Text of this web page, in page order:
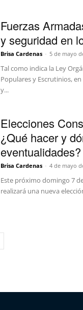
Fuerzas
y seguridad en
Brisa Cardenas - 5 de mayo
Tal como indica la Ley
Populares y Escrutinios,
y...
Elecciones
¿Qué hacer y
Brisa Cardenas - 4 de mayo
Este próximo domingo 7
realizará una nueva